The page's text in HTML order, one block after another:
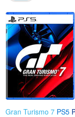
Gran Turismo 7 PS5